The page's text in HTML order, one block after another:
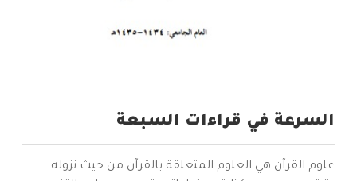
السرعة في قراءات السبعة
علوم القرآن هي العلوم المتعلقة بالقرآن من حيث نزوله